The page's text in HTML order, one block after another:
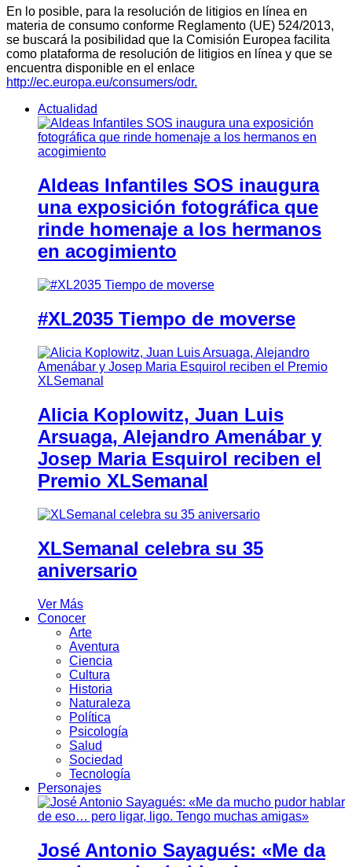
En lo posible, para la resolución de litigios en línea en
materia de consumo conforme Reglamento (UE) 524/2013,
se buscará la posibilidad que la Comisión Europea facilita
como plataforma de resolución de litigios en línea y que se
encuentra disponible en el enlace
http://ec.europa.eu/consumers/odr.
Actualidad
Aldeas Infantiles SOS inaugura
una exposición fotográfica que
rinde homenaje a los hermanos
en acogimiento
#XL2035 Tiempo de moverse
Alicia Koplowitz, Juan Luis
Arsuaga, Alejandro Amenábar y
Josep Maria Esquirol reciben el
Premio XLSemanal
XLSemanal celebra su 35
aniversario
Ver Más
Conocer
Arte
Aventura
Ciencia
Cultura
Historia
Naturaleza
Política
Psicología
Salud
Sociedad
Tecnología
Personajes
José Antonio Sayagués: «Me da